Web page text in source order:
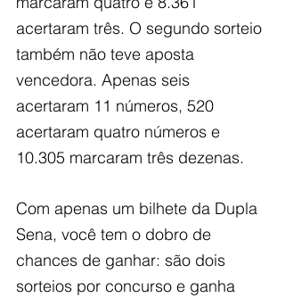
acertaram três. O segundo sorteio
também não teve aposta
vencedora. Apenas seis
acertaram 11 números, 520
acertaram quatro números e
10.305 marcaram três dezenas.
Com apenas um bilhete da Dupla
Sena, você tem o dobro de
chances de ganhar: são dois
sorteios por concurso e ganha